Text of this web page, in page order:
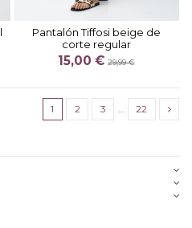
Pantalón Tiffosi beige de
corte regular
15,00 €29,99 €
1 2 3 22